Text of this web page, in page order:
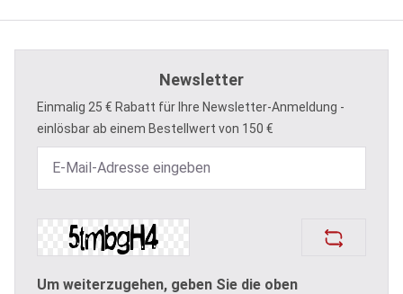
Newsletter
Einmalig 25 € Rabatt für Ihre Newsletter-Anmeldung -
einlösbar ab einem Bestellwert von 150 €
Um weiterzugehen, geben Sie die oben